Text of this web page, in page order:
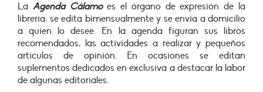
La Agenda Cálamo es el órgano de expresión de la
librería: se edita bimensualmente y se envía a domicilio
a quien lo desee. En la agenda figuran sus libros
recomendados, las actividades a realizar y pequeños
artículos de opinión. En ocasiones se editan
suplementos dedicados en exclusiva a destacar la labor
de algunas editoriales.